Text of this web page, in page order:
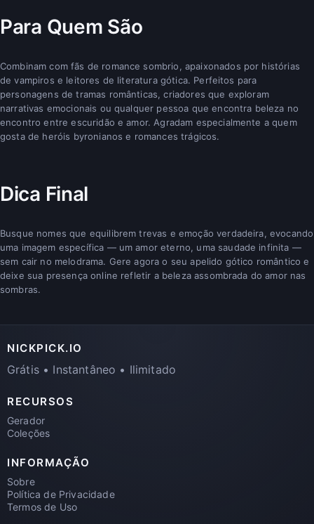
Para Quem São
Combinam com fãs de romance sombrio, apaixonados por histórias
de vampiros e leitores de literatura gótica. Perfeitos para
personagens de tramas românticas, criadores que exploram
narrativas emocionais ou qualquer pessoa que encontra beleza no
encontro entre escuridão e amor. Agradam especialmente a quem
gosta de heróis byronianos e romances trágicos.
Dica Final
Busque nomes que equilibrem trevas e emoção verdadeira, evocando
uma imagem específica — um amor eterno, uma saudade infinita —
sem cair no melodrama. Gere agora o seu apelido gótico romântico e
deixe sua presença online refletir a beleza assombrada do amor nas
sombras.
NICKPICK.IO
Grátis • Instantâneo • Ilimitado
RECURSOS
Gerador
Coleções
INFORMAÇÃO
Sobre
Política de Privacidade
Termos de Uso